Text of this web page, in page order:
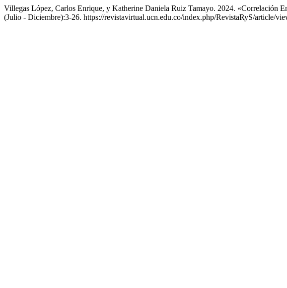
Villegas López, Carlos Enrique, y Katherine Daniela Ruiz Tamayo. 2024.
(Julio - Diciembre):3-26. https://revistavirtual.ucn.edu.co/index.php/RevistaRyS/article/